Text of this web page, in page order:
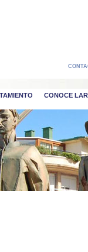
CONOCE